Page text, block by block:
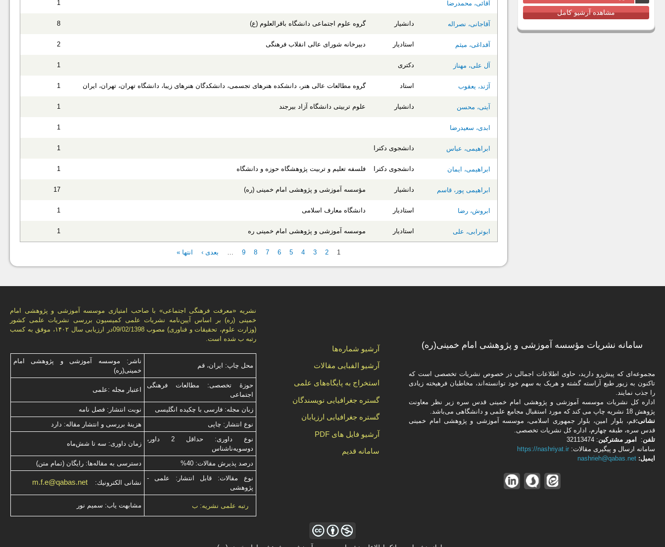
مشاهده آرشیو کامل
آقائی، محمدرضا 1
آقاجانی، نصراله دانشیار گروه علوم اجتماعی دانشگاه باقرالعلوم (ع) 8
آقداغی، میثم استادیار دبیرخانه شورای عالی انقلاب فرهنگی 2
آل علی، مهناز دکتری 1
آژند، یعقوب استاد گروه مطالعات عالی هنر، دانشکده هنرهای تجسمی، دانشکدگان هنرهای زیبا، دانشگاه تهران، تهران، ایران 1
آیتی، محسن دانشیار علوم تربیتی دانشگاه آزاد بیرجند 1
ابدی، سعیدرضا 1
ابراهیمی، عباس دانشجوی دکترا 1
ابراهیمی، ایمان دانشجوی دکترا فلسفه تعلیم و تربیت پژوهشگاه حوزه و دانشگاه 1
ابراهیمی پور، قاسم دانشیار مؤسسه آموزشی و پژوهشی امام خمینی (ره) 17
ابروش، رضا استادیار دانشگاه معارف اسلامی 1
ابوترابی، علی استادیار موسسه آموزشی و پژوهشی امام خمینی ره 1
1
2
3
4
5
6
7
8
9 بعدی › انتها »
نشریه «معرفت فرهنگی اجتماعی» با صاحب امتیازی موسسه آموزشی و پژوهشی امام
خمینی (ره) بر اساس آیین‌نامه نشریات علمی كمیسیون بررسى نشریات علمى كشور
(وزارت علوم، تحقیقات و فناورى) مصوب 09/02/1398در ارزیابی سال ۱۴۰۲، موفق به کسب
رتبه ب شده است.
محل چاپ: ایران، قم
ناشر: موسسه آموزشی و پژوهشی امام
خمینی(ره)
حوزۀ تخصصی: مطالعات فرهنگی
اجتماعی
اعتبار مجله :علمی
زبان مجله: فارسی با چكیده انگلیسی
نوبت انتشار: فصل نامه
نوع انتشار: چاپی
هزینۀ بررسی و انتشار مقاله: دارد
نوع داوری: حداقل 2 داور،
دوسویه‌ناشناس
زمان داوری: سه تا شش‌ماه
درصد پذیرش مقالات: 40%
دسترسی به مقاله‌ها: رایگان (تمام متن)
نوع مقالات: قابل انتشار: علمی -
پژوهشی
نشانی الكترونیك: m.f.e@qabas.net
رتبه علمی نشریه: ب مشابهت ياب: سميم نور
آرشیو شماره‌ها
آرشیو الفبایی مقالات
استخراج به پایگاه‌های علمی
گستره جغرافیایی نویسندگان
گستره جغرافیایی ارزیابان
آرشیو فایل های PDF
سامانه قدیم
سامانه نشریات مؤسسه آموزشی و پژوهشی امام خمینی(ره)
مجموعه‌ای که پیش‌رو دارید،‌ حاوی اطلاعات اجمالی در خصوص نشریات تخصصی است که
تاکنون به زیور طبع آراسته گشته و هریک به سهم خود توانسته‌اند، مخاطبان فرهیخته‌ زیادی
را جذب نمایند.
اداره كل نشریات موسسه آموزشی و پژوهشی امام خمینی قدس سره زیر نظر معاونت
پژوهش 18 نشریه چاپ می کند که مورد استقبال مجامع علمی و دانشگاهی می‌باشد.
نشانی:قم، بلوار امین، بلوار جمهوری اسلامی، موسسه آموزشی و پژوهشی امام خمینی
قدس سره، طبقه چهارم، اداره كل نشریات تخصصی.
تلفن: امور مشتركین: 32113474
سامانه ارسال و پیگیری مقالات:https://nashriyat.ir
ایمیل:nashrieh@qabas.net